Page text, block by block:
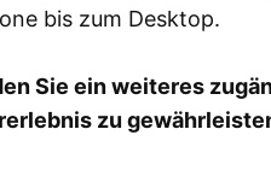
bis zum Desktop.
Sie ein weiteres
zu